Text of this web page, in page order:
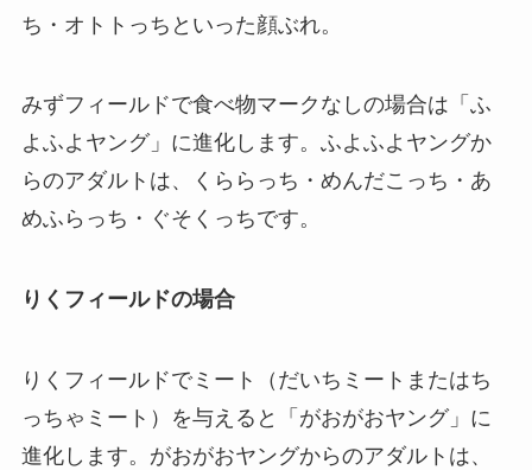
ち・オトトっちといった顔ぶれ。
みずフィールドで食べ物マークなしの場合は「ふ
よふよヤング」に進化します。ふよふよヤングか
らのアダルトは、くららっち・めんだこっち・あ
めふらっち・ぐそくっちです。
りくフィールドの場合
りくフィールドでミート（だいちミートまたはち
っちゃミート）を与えると「がおがおヤング」に
進化します。がおがおヤングからのアダルトは、